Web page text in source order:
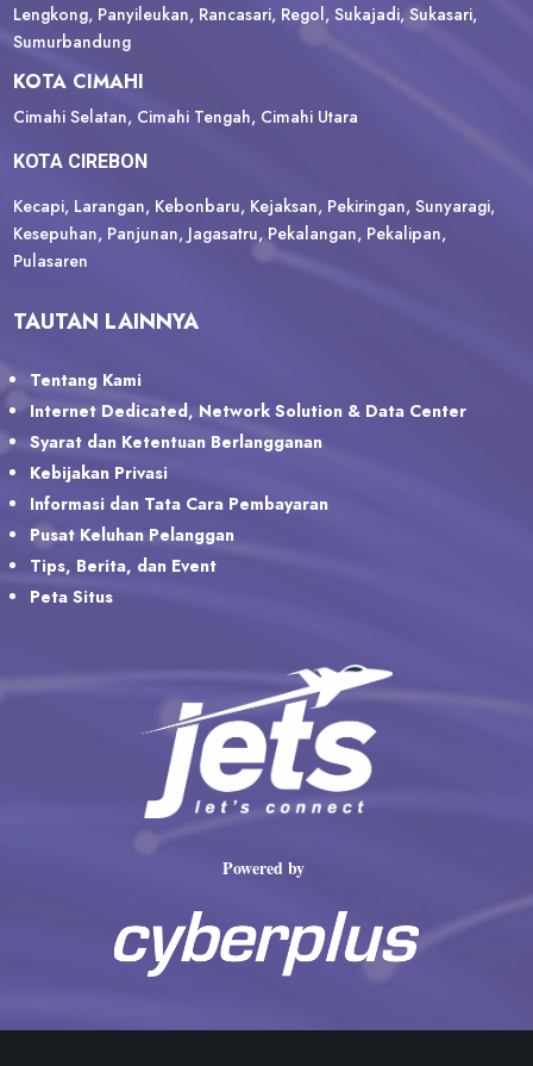
Lengkong, Panyileukan, Rancasari, Regol, Sukajadi, Sukasari,
Sumurbandung
KOTA CIMAHI
Cimahi Selatan, Cimahi Tengah, Cimahi Utara
KOTA CIREBON
Kecapi, Larangan, Kebonbaru, Kejaksan, Pekiringan, Sunyaragi,
Kesepuhan, Panjunan, Jagasatru, Pekalangan, Pekalipan,
Pulasaren
TAUTAN LAINNYA
Tentang Kami
Internet Dedicated, Network Solution & Data Center
Syarat dan Ketentuan Berlangganan
Kebijakan Privasi
Informasi dan Tata Cara Pembayaran
Pusat Keluhan Pelanggan
Tips, Berita, dan Event
Peta Situs
Powered by